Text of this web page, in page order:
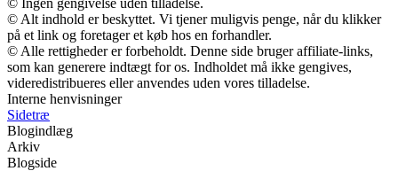
© Ingen gengivelse uden tilladelse.
© Alt indhold er beskyttet. Vi tjener muligvis penge, når du klikker
på et link og foretager et køb hos en forhandler.
© Alle rettigheder er forbeholdt. Denne side bruger affiliate-links,
som kan generere indtægt for os. Indholdet må ikke gengives,
videredistribueres eller anvendes uden vores tilladelse.
Interne henvisninger
Sidetræ
Blogindlæg
Arkiv
Blogside